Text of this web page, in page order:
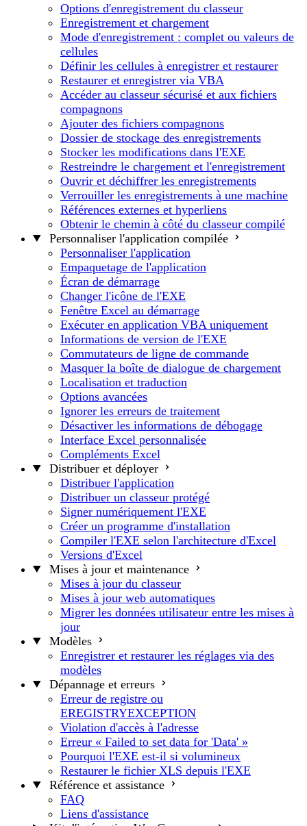
Options d'enregistrement du classeur
Enregistrement et chargement
Mode d'enregistrement : complet ou valeurs de
cellules
Définir les cellules à enregistrer et restaurer
Restaurer et enregistrer via VBA
Accéder au classeur sécurisé et aux fichiers
compagnons
Ajouter des fichiers compagnons
Dossier de stockage des enregistrements
Stocker les modifications dans l'EXE
Restreindre le chargement et l'enregistrement
Ouvrir et déchiffrer les enregistrements
Verrouiller les enregistrements à une machine
Références externes et hyperliens
Obtenir le chemin à côté du classeur compilé
Personnaliser l'application compilée
Personnaliser l'application
Empaquetage de l'application
Écran de démarrage
Changer l'icône de l'EXE
Fenêtre Excel au démarrage
Exécuter en application VBA uniquement
Informations de version de l'EXE
Commutateurs de ligne de commande
Masquer la boîte de dialogue de chargement
Localisation et traduction
Options avancées
Ignorer les erreurs de traitement
Désactiver les informations de débogage
Interface Excel personnalisée
Compléments Excel
Distribuer et déployer
Distribuer l'application
Distribuer un classeur protégé
Signer numériquement l'EXE
Créer un programme d'installation
Compiler l'EXE selon l'architecture d'Excel
Versions d'Excel
Mises à jour et maintenance
Mises à jour du classeur
Mises à jour web automatiques
Migrer les données utilisateur entre les mises à
jour
Modèles
Enregistrer et restaurer les réglages via des
modèles
Dépannage et erreurs
Erreur de registre ou
EREGISTRYEXCEPTION
Violation d'accès à l'adresse
Erreur « Failed to set data for 'Data' »
Pourquoi l'EXE est-il si volumineux
Restaurer le fichier XLS depuis l'EXE
Référence et assistance
FAQ
Liens d'assistance